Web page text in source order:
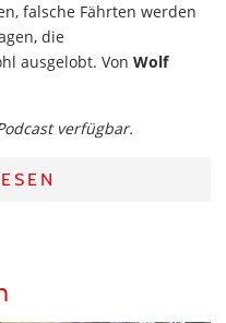
falsche Fährten werden
die
ausgelobt. Von Wolf
verfügbar.